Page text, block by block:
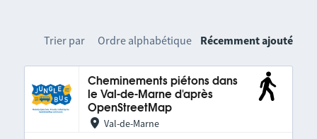
Trier par Ordre alphabétique Récemment ajouté
Cheminements piétons dans
le Val-de-Marne d'après
OpenStreetMap
Val-de-Marne